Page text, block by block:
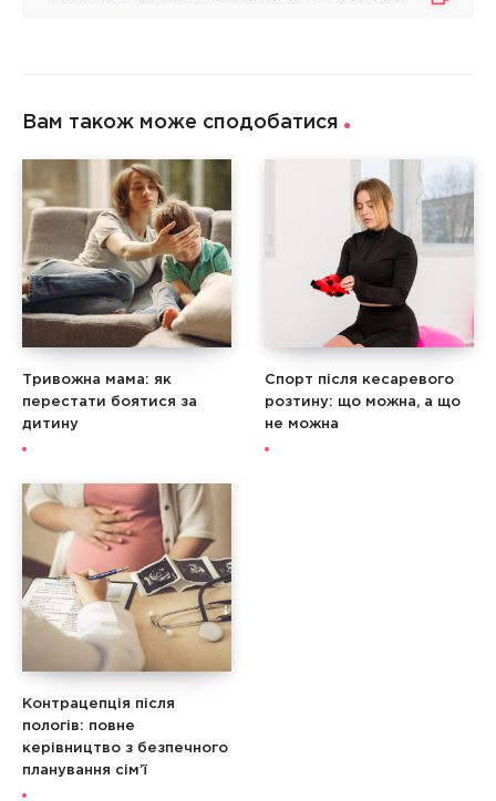
Вам також може сподобатися
Тривожна мама: як
перестати боятися за
дитину
Спорт після кесаревого
розтину: що можна, а що
не можна
Контрацепція після
пологів: повне
керівництво з безпечного
планування сім’ї